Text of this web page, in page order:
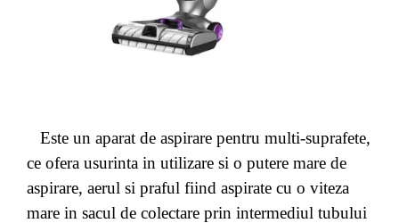
Este un aparat de aspirare pentru multi-suprafete,
ce ofera usurinta in utilizare si o putere mare de
aspirare, aerul si praful fiind aspirate cu o viteza
mare in sacul de colectare prin intermediul tubului